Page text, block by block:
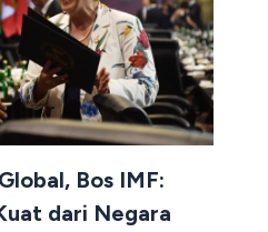
Bos IMF:
dari Negara